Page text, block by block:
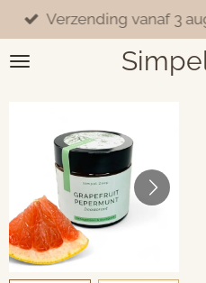
Ga
direct
naar
Verzending vanaf 3